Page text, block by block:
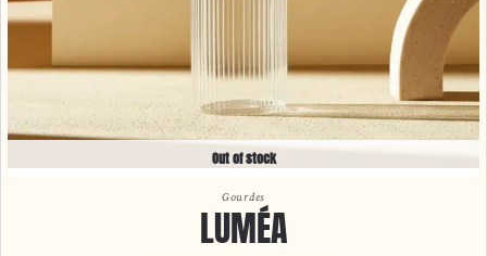
Out of stock
Gourdes
LUMÉA